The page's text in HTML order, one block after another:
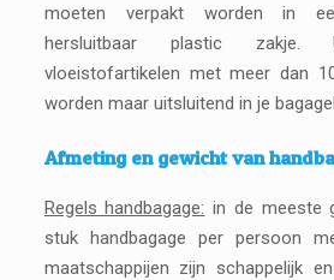
moeten verpakt worden in
hersluitbaar plastic zakje.
vloeistofartikelen met meer dan
worden maar uitsluitend in je
Afmeting en gewicht van
Regels handbagage: in de meeste
stuk handbagage per persoon
maatschappijen zijn schappelijk